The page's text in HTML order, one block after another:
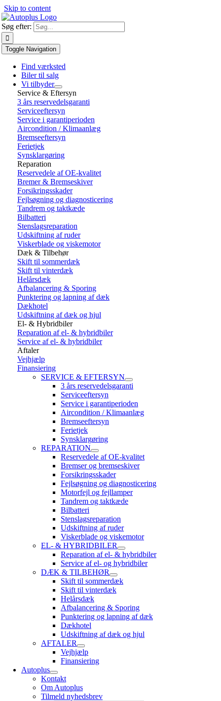
Skip to content
Søg efter:
Toggle Navigation
Find værksted
Biler til salg
Vi tilbyder
Service & Eftersyn
3 års reservedelsgaranti
Serviceeftersyn
Service i garantiperioden
Aircondition / Klimaanlæg
Bremseeftersyn
Ferietjek
Synsklargøring
Reparation
Reservedele af OE-kvalitet
Bremer & Bremseskiver
Forsikringsskader
Fejlsøgning og diagnosticering
Tandrem og taktkæde
Bilbatteri
Stenslagsreparation
Udskiftning af ruder
Viskerblade og viskemotor
Dæk & Tilbehør
Skift til sommerdæk
Skift til vinterdæk
Helårsdæk
Afbalancering & Sporing
Punktering og lapning af dæk
Dækhotel
Udskiftning af dæk og hjul
El- & Hybridbiler
Reparation af el- & hybridbiler
Service af el- & hybridbiler
Aftaler
Vejhjælp
Finansiering
SERVICE & EFTERSYN
3 års reservedelsgaranti
Serviceeftersyn
Service i garantiperioden
Aircondition / Klimaanlæg
Bremseeftersyn
Ferietjek
Synsklargøring
REPARATION
Reservedele af OE-kvalitet
Bremser og bremseskiver
Forsikringsskader
Fejlsøgning og diagnosticering
Motorfejl og fejllamper
Tandrem og taktkæde
Bilbatteri
Stenslagsreparation
Udskiftning af ruder
Viskerblade og viskemotor
EL- & HYBRIDBILER
Reparation af el- & hybridbiler
Service af el- og hybridbiler
DÆK & TILBEHØR
Skift til sommerdæk
Skift til vinterdæk
Helårsdæk
Afbalancering & Sporing
Punktering og lapning af dæk
Dækhotel
Udskiftning af dæk og hjul
AFTALER
Vejhjælp
Finansiering
Autoplus
Kontakt
Om Autoplus
Tilmeld nyhedsbrev